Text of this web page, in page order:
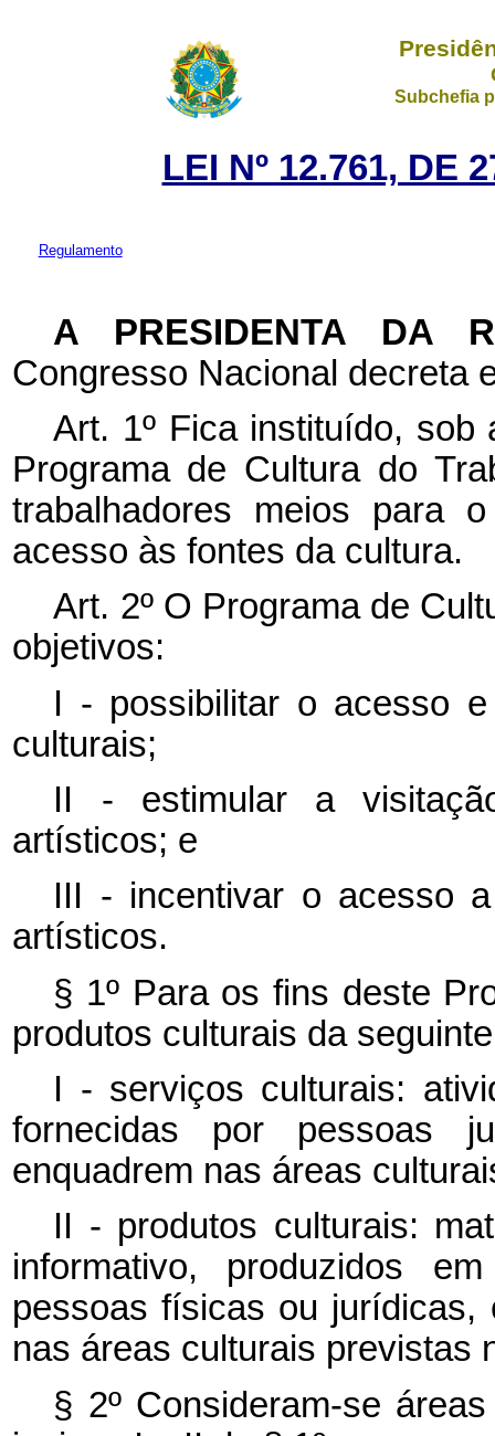
Subchefia
LEI Nº 12.761, DE
Regulamento
A PRESIDENTA DA
Congresso Nacional decreta
Art. 1º Fica instituído,
Programa de Cultura do
trabalhadores meios para
acesso às fontes da cultura.
Art. 2º O Programa de
objetivos:
I - possibilitar o acesso
culturais;
II - estimular a
artísticos; e
III - incentivar o acesso
artísticos.
§ 1º Para os fins deste
produtos culturais da
I - serviços culturais:
fornecidas por pessoas
enquadrem nas áreas
II - produtos culturais:
informativo, produzidos
pessoas físicas ou jurídicas,
nas áreas culturais previstas
§ 2º Consideram-se